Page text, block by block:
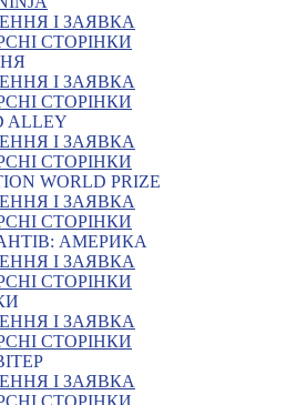
І ЗАЯВКА
СТОРІНКИ
І ЗАЯВКА
СТОРІНКИ
ALLEY
І ЗАЯВКА
СТОРІНКИ
WORLD PRIZE
І ЗАЯВКА
СТОРІНКИ
АМЕРИКА
І ЗАЯВКА
СТОРІНКИ
І ЗАЯВКА
СТОРІНКИ
І ЗАЯВКА
СТОРІНКИ